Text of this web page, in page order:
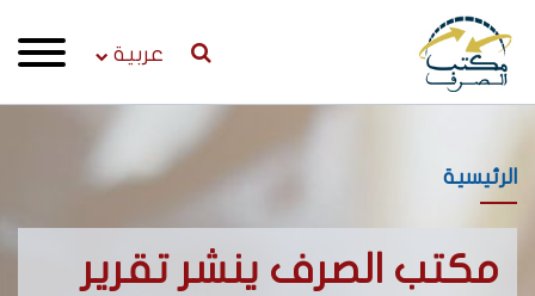
عربية
الرئيسية
مكتب الصرف ينشر تقرير